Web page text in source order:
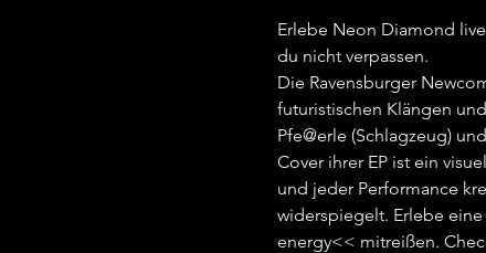
Erlebe Neon Diamond
du nicht verpassen.
Die Ravensburger
futuristischen Klängen
Pfe@erle (Schlagzeug)
Cover ihrer EP ist ein
und jeder Performance
widerspiegelt. Erlebe
energy<< mitreißen.